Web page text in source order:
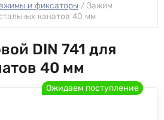
и фиксаторы / Зажим
канатов 40 мм
DIN 741 для
40 мм
Ожидаем поступление